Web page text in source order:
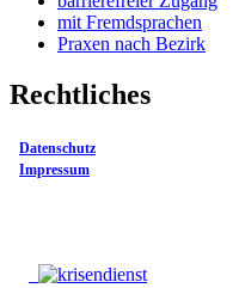
mit Fremdsprachen
Praxen nach Bezirk
Rechtliches
Datenschutz
Impressum